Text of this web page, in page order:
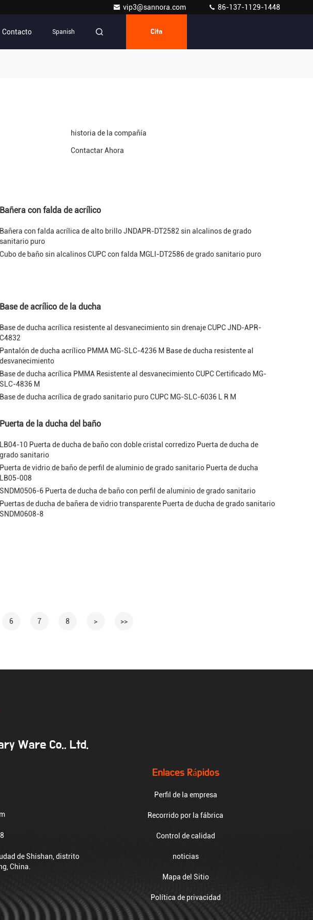
vip3@sannora.com 86-137-1129-1448
Contacto Spanish Cita
historia de la compañía
Contactar Ahora
Bañera con falda de acrílico
Bañera con falda acrílica de alto brillo JNDAPR-DT2582 sin alcalinos de grado
sanitario puro
Cubo de baño sin alcalinos CUPC con falda MGLI-DT2586 de grado sanitario puro
Base de acrílico de la ducha
Base de ducha acrílica resistente al desvanecimiento sin drenaje CUPC JND-APR-
C4832
Pantalón de ducha acrílico PMMA MG-SLC-4236 M Base de ducha resistente al
desvanecimiento
Base de ducha acrílica PMMA Resistente al desvanecimiento CUPC Certificado MG-
SLC-4836 M
Base de ducha acrílica de grado sanitario puro CUPC MG-SLC-6036 L R M
Puerta de la ducha del baño
LB04-10 Puerta de ducha de baño con doble cristal corredizo Puerta de ducha de
grado sanitario
Puerta de vidrio de baño de perfil de aluminio de grado sanitario Puerta de ducha
LB05-008
SNDM0506-6 Puerta de ducha de baño con perfil de aluminio de grado sanitario
Puertas de ducha de bañera de vidrio transparente Puerta de ducha de grado sanitario
SNDM0608-8
6 7 8 > >>
Ware Co., Ltd.
de Shishan, distrito
China.
Enlaces Rápidos
Perfil de la empresa
Recorrido por la fábrica
Control de calidad
noticias
Mapa del Sitio
Política de privacidad